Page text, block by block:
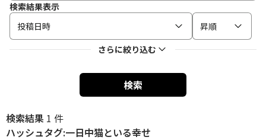
検索結果表示
投稿日時
昇順
さらに絞り込む
検索
検索結果 1 件
ハッシュタグ:一日中猫といる幸せ